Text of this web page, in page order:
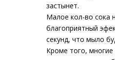
застынет.
Малое кол-во сока
благоприятный
секунд, что мыло
Кроме того,